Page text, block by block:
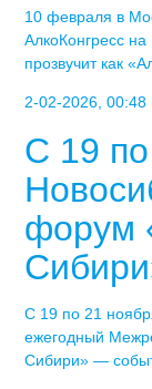
10 февраля в
АлкоКонгресс
прозвучит как
2-02-2026, 00:48
С 19
форум
С 19 по 21
ежегодный
Сибири» —